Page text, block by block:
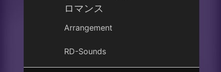
ロマンス
Arrangement
RD-Sounds